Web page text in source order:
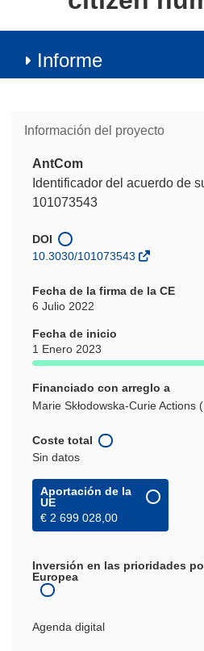
Informe
Información del proyecto
AntCom
Identificador del acuerdo de
101073543
DOI
10.3030/101073543
Fecha de la firma de la CE
6 Julio 2022
Fecha de inicio
1 Enero 2023
Financiado con arreglo a
Marie Skłodowska-Curie Actions
Coste total
Sin datos
Aportación de la
UE
€ 2 699 028,00
Inversión en las prioridades
Europea
Agenda digital